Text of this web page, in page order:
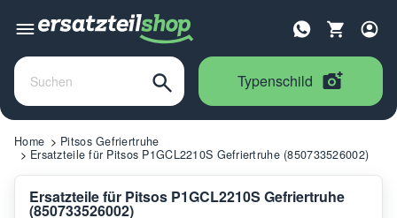
Typenschild
Home
Pitsos Gefriertruhe
Ersatzteile für Pitsos P1GCL2210S Gefriertruhe (850733526002)
Ersatzteile für Pitsos P1GCL2210S Gefriertruhe
(850733526002)